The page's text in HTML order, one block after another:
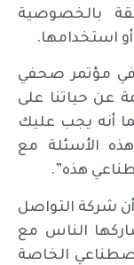
بالخصوصية
استخدامها.
في مؤتمر صحفي
عن حياتنا على
أنه يجب عليك
الأسئلة مع
هذه”.
أن شركة التواصل
الناس مع
الخاصة